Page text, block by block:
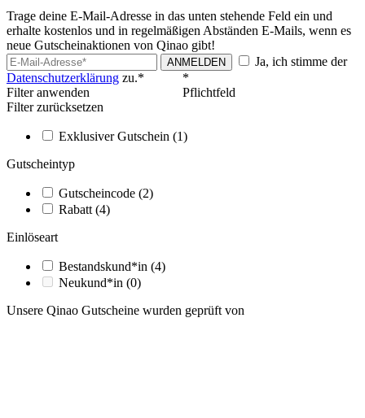
Trage deine E-Mail-Adresse in das unten stehende Feld ein und
erhalte kostenlos und in regelmäßigen Abständen E-Mails, wenn es
neue Gutscheinaktionen von Qinao gibt!
ANMELDEN
Ja, ich stimme der
Datenschutzerklärung zu.*
*
Pflichtfeld
Filter anwenden
Filter zurücksetzen
Exklusiver Gutschein (1)
Gutscheintyp
Gutscheincode (2)
Rabatt (4)
Einlöseart
Bestandskund*in (4)
Neukund*in (0)
Unsere Qinao Gutscheine wurden geprüft von